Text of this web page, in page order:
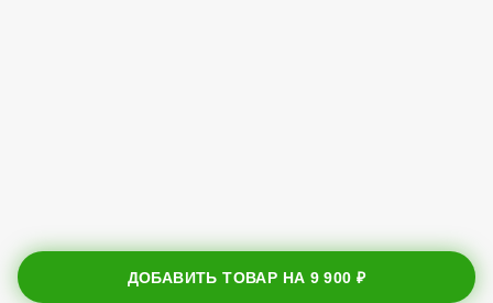
ДОБАВИТЬ ТОВАР НА 9 900 ₽